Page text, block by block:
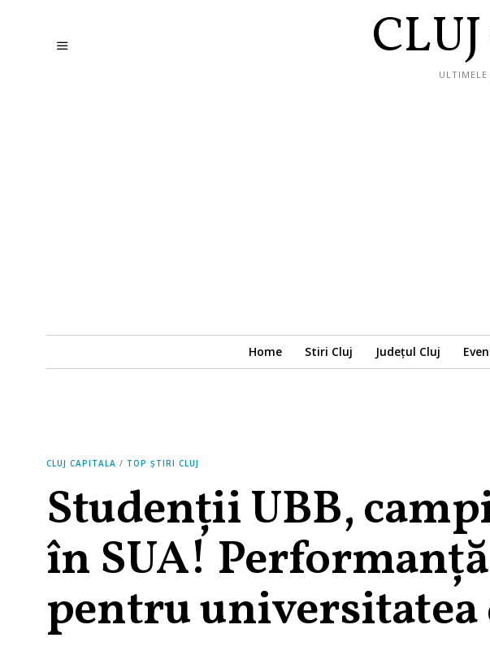
Home Stiri Cluj Județul Cluj
CLUJ CAPITALA / TOP ȘTIRI CLUJ
Studenții UBB,
în SUA!
pentru